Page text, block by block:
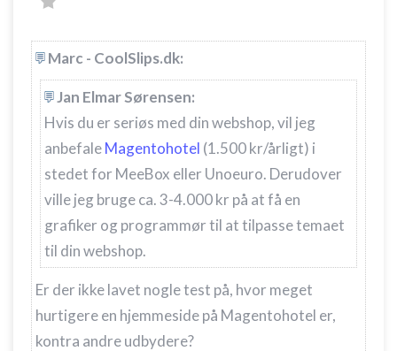
Marc - CoolSlips.dk:
Jan Elmar Sørensen:
Hvis du er seriøs med din webshop, vil jeg
anbefaleMagentohotel (1.500 kr/årligt) i
stedet for MeeBox eller Unoeuro. Derudover
ville jeg bruge ca. 3-4.000 kr på at få en
grafiker og programmør til at tilpasse temaet
til din webshop.
Er der ikke lavet nogle test på, hvor meget
hurtigere en hjemmeside på Magentohotel er,
kontra andre udbydere?